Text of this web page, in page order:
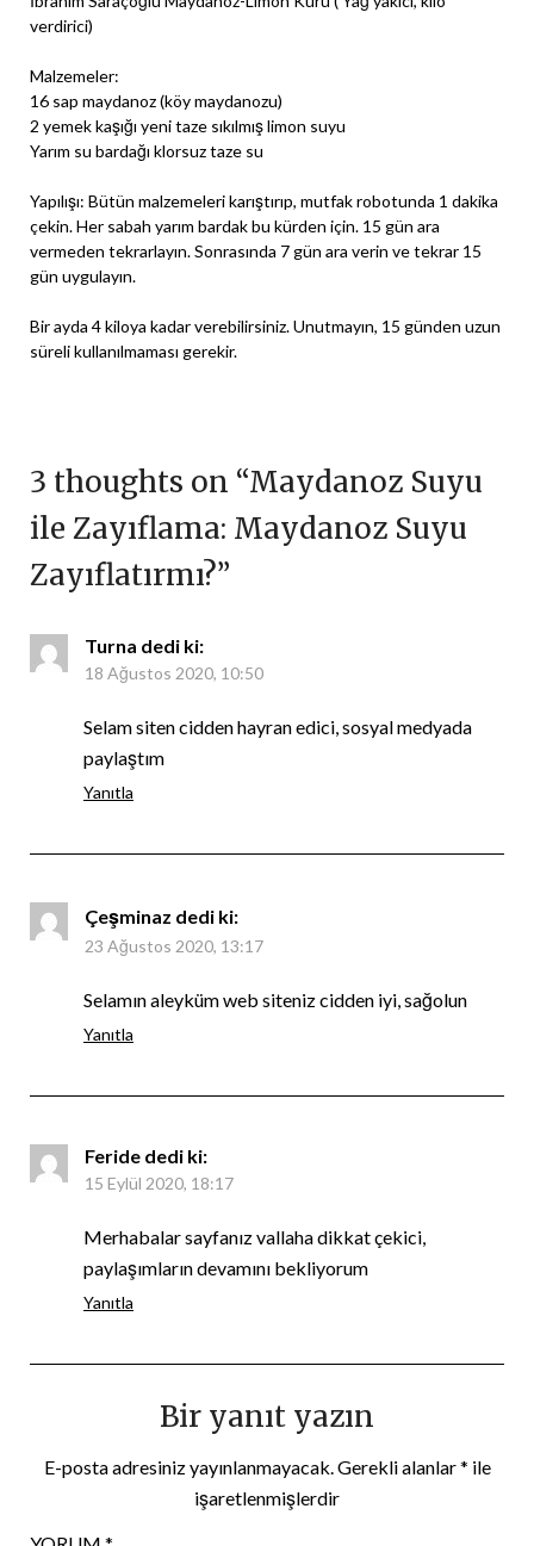
verdirici)
Malzemeler:
16 sap maydanoz (köy maydanozu)
2 yemek kaşığı yeni taze sıkılmış limon suyu
Yarım su bardağı klorsuz taze su
Yapılışı: Bütün malzemeleri karıştırıp, mutfak robotunda 1 dakika
çekin. Her sabah yarım bardak bu kürden için. 15 gün ara
vermeden tekrarlayın. Sonrasında 7 gün ara verin ve tekrar 15
gün uygulayın.
Bir ayda 4 kiloya kadar verebilirsiniz. Unutmayın, 15 günden uzun
süreli kullanılmaması gerekir.
3 thoughts on “Maydanoz Suyu
ile Zayıflama: Maydanoz Suyu
Zayıflatırmı?”
Turna dedi ki:
18 Ağustos 2020, 10:50
Selam siten cidden hayran edici, sosyal medyada
paylaştım
Yanıtla
Çeşminaz dedi ki:
23 Ağustos 2020, 13:17
Selamın aleyküm web siteniz cidden iyi, sağolun
Yanıtla
Feride dedi ki:
15 Eylül 2020, 18:17
Merhabalar sayfanız vallaha dikkat çekici,
paylaşımların devamını bekliyorum
Yanıtla
Bir yanıt yazın
E-posta adresiniz yayınlanmayacak.Gerekli alanlar* ile
işaretlenmişlerdir